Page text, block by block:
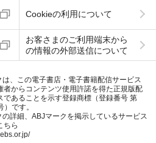
Cookieの利用について
お客さまのご利用端末から
の情報の外部送信について
は、この電子書店・電子書籍配信サービス
者からコンテンツ使用許諾を得た正規版配
であることを示す登録商標（登録番号 第
です。
の詳細、ABJマークを掲示しているサービス
ちら